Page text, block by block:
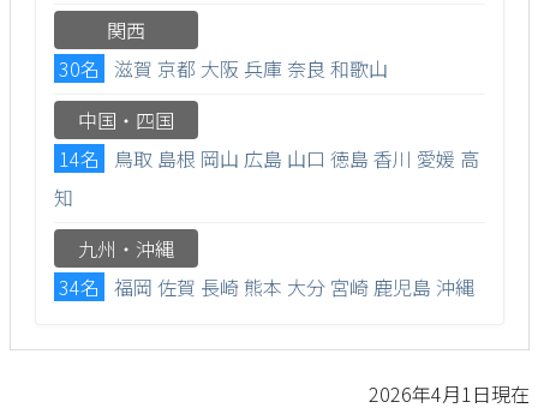
関西
30名 滋賀 京都 大阪 兵庫 奈良 和歌山
中国・四国
14名
鳥取 島根 岡山 広島 山口 徳島 香川 愛媛 高
知
九州・沖縄
34名 福岡 佐賀 長崎熊本 大分 宮崎 鹿児島 沖縄
2026年4月1日現在